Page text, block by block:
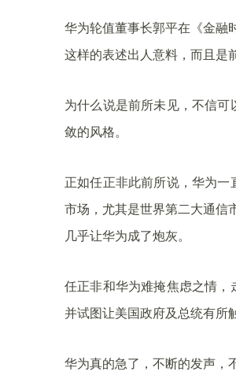
华为轮值董事长郭平在《金融
这样的表述出人意料，而且是
为什么说是前所未见，不信
敛的风格。
正如任正非此前所说，华为
市场，尤其是世界第二大通信
几乎让华为成了炮灰。
任正非和华为难掩焦虑之情，
并试图让美国政府及总统有所
华为真的急了，不断的发声，